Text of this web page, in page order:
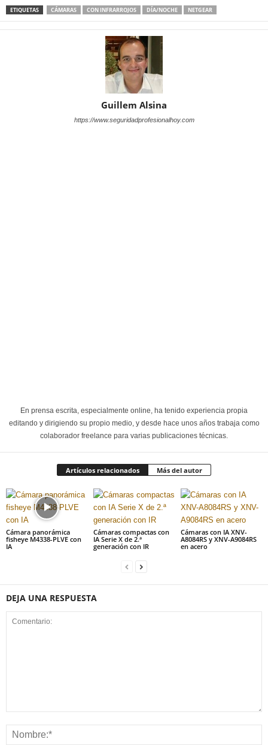
ETIQUETAS CÁMARAS CON INFRARROJOS DÍA/NOCHE NETGEAR
Guillem Alsina
https://www.seguridadprofesionalhoy.com
En prensa escrita, especialmente online, ha tenido experiencia propia
editando y dirigiendo su propio medio, y desde hace unos años trabaja como
colaborador freelance para varias publicaciones técnicas.
Artículos relacionados Más del autor
Cámara panorámica
fisheye M4338-PLVE con
IA
Cámaras compactas con
IA Serie X de 2.ª
generación con IR
Cámaras con IA XNV-
A8084RS y XNV-A9084RS
en acero
DEJA UNA RESPUESTA